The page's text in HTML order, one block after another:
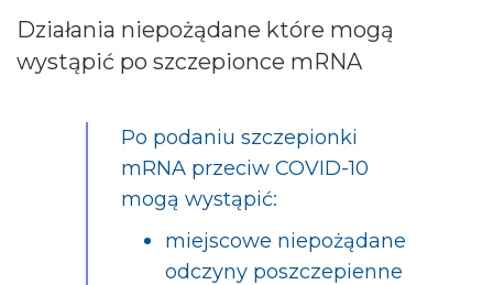
Działania niepożądane które mogą
wystąpić po szczepionce mRNA
Po podaniu szczepionki
mRNA przeciw COVID-10
mogą wystąpić:
miejscowe niepożądane
odczyny poszczepienne